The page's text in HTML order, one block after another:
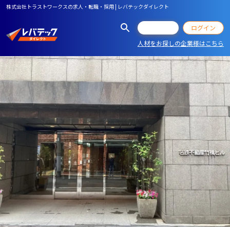
株式会社トラストワークスの求人・転職・採用 | レバテックダイレクト
ログイン
人材をお探しの企業様はこちら